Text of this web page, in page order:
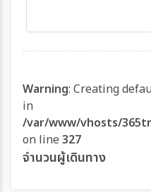
Warning: Creating
in
/var/www/vhosts/
on line 327
จำนวนผู้เดินทาง